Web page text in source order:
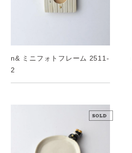
n& ミニフォトフレーム 2511-
2